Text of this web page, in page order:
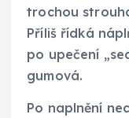
trochou
Příliš řídká
po upečení
gumová.
Po naplnění